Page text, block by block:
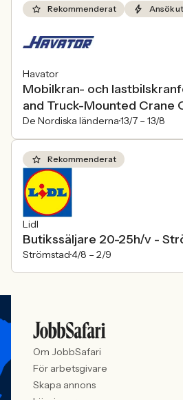
Rekommenderat Ansök
Havator
Mobilkran- och
and Truck-Mounted Crane
De Nordiska länderna13/7 – 13/8
Rekommenderat
Lidl
Butikssäljare 20-25h/v -
Strömstad4/8 – 2/9
Om JobbSafari
För arbetsgivare
Skapa annons